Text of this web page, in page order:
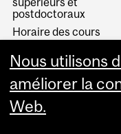
postdoctoraux
Horaire des cours
Services aux
Nous utilisons
améliorer la
Web.